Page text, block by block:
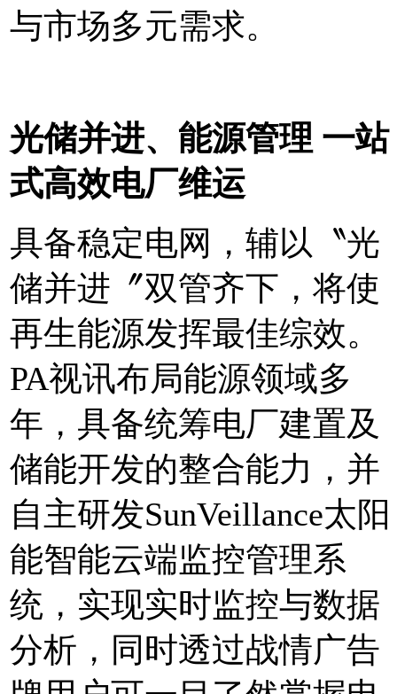
与市场多元需求。
光储并进、能源管理 一站
式高效电厂维运
具备稳定电网，辅以〝光
储并进〞双管齐下，将使
再生能源发挥最佳综效。
PA视讯布局能源领域多
年，具备统筹电厂建置及
储能开发的整合能力，并
自主研发SunVeillance太阳
能智能云端监控管理系
统，实现实时监控与数据
分析，同时透过战情广告